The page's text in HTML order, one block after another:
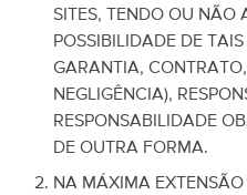
SITES, TENDO OU NÃO
POSSIBILIDADE DE
GARANTIA,
NEGLIGÊNCIA),
RESPONSABILIDADE
DE OUTRA FORMA.
NA MÁXIMA EXTENSÃO